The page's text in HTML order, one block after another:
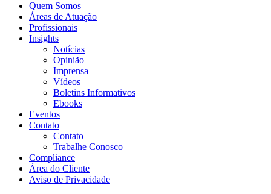
Quem Somos
Áreas de Atuação
Profissionais
Insights
Notícias
Opinião
Imprensa
Vídeos
Boletins Informativos
Ebooks
Eventos
Contato
Contato
Trabalhe Conosco
Compliance
Área do Cliente
Aviso de Privacidade